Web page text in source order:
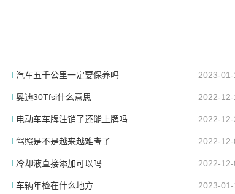
汽车五千公里一定要保养吗 2023-
奥迪30Tfsi什么意思 2022-
电动车车牌注销了还能上牌吗 2022-
驾照是不是越来越难考了 2022-
冷却液直接添加可以吗 2022-
车辆年检在什么地方 2023-